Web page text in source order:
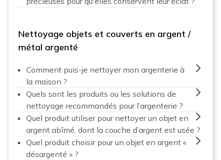
Nettoyage objets et couverts en argent /
métal argenté
Comment puis-je nettoyer mon argenterie à
la maison ?
Quels sont les produits ou les solutions de
nettoyage recommandés pour l’argenterie ?
Quel produit utiliser pour nettoyer un objet en
argent abîmé, dont la couche d’argent est usée ?
Quel produit choisir pour un objet en argent «
désargenté » ?